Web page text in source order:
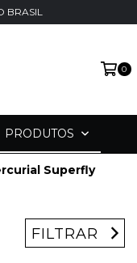
BRASIL
0
PRODUTOS
Superfly
FILTRAR